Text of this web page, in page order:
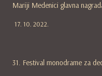
Mariji Medenici glavna
17. 10. 2022.
31. Festival monodrame za